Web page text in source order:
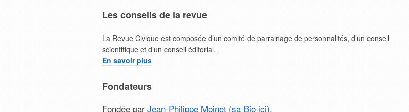
Les conseils de la revue
La Revue Civique est composée d’un comité de parrainage de personnalités, d’un conseil
scientifique et d’un conseil éditorial.
En savoir plus
Fondateurs
Fondée par Jean-Philippe Moinet (sa Bio ici),